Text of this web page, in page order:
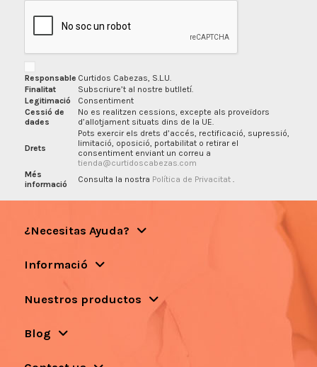
Responsable Curtidos Cabezas, S.L.U.
Finalitat
Subscriure’t al nostre butlletí.
Legitimació
Consentiment
Cessió de
dades
No es realitzen cessions, excepte als proveïdors
d’allotjament situats dins de la UE.
Drets
Pots exercir els drets d’accés, rectificació, supressió,
limitació, oposició, portabilitat o retirar el
consentiment enviant un correu a
tienda@curtidoscabezas.com
Més
informació
Consulta la nostra Política de Privacitat
¿Necesitas Ayuda?
Informació
Nuestros productos
Blog